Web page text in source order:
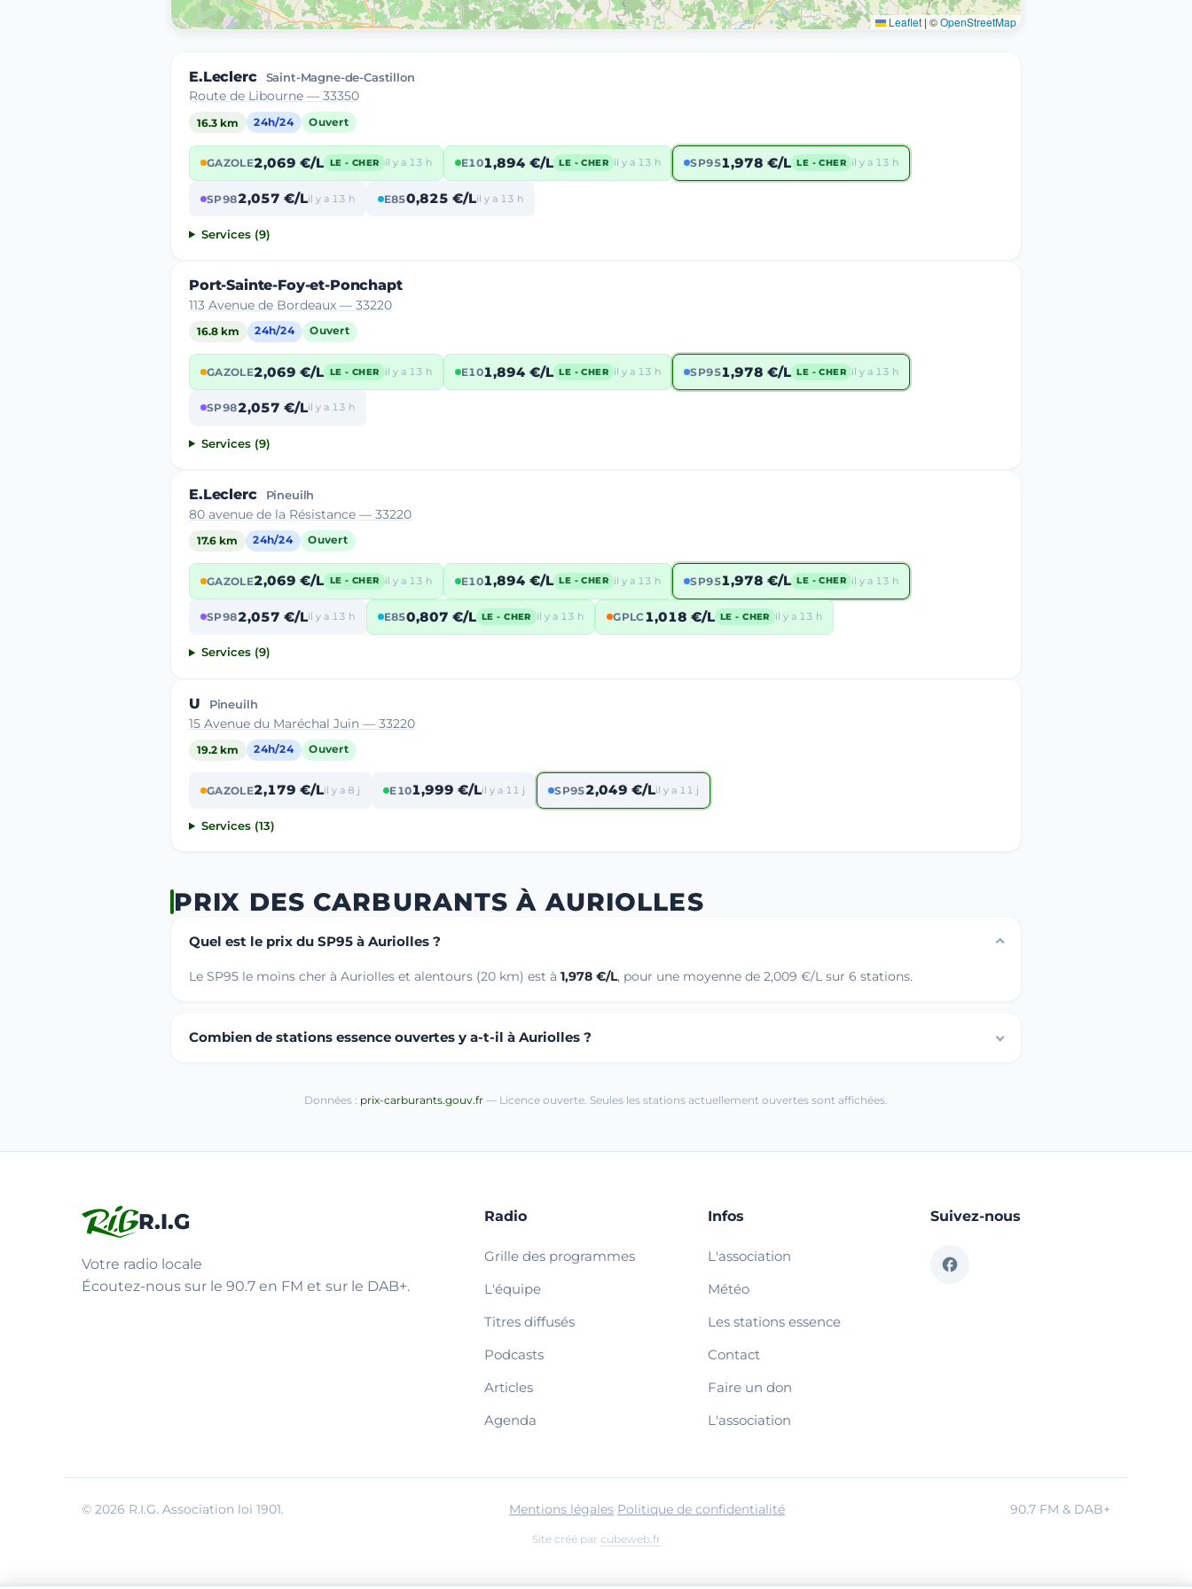
Leaflet | ©OpenStreetMap
E.Leclerc Saint-Magne-de-Castillon
Route de Libourne — 33350
16.3 km 24h/24 Ouvert
GAZOLE2,069 €/L LE - CHER il y a 13 h E101,894 €/L LE - CHER il y a 13 h SP951,978 €/L LE - CHER il y a 13 h
SP982,057 €/Lil y a 13 h E850,825 €/Lil y a 13 h
Services (9)
Port-Sainte-Foy-et-Ponchapt
113 Avenue de Bordeaux — 33220
16.8 km 24h/24 Ouvert
GAZOLE2,069 €/L LE - CHER il y a 13 h E101,894 €/L LE - CHER il y a 13 h SP951,978 €/L LE - CHER il y a 13 h
SP982,057 €/Lil y a 13 h
Services (9)
E.Leclerc Pineuilh
80 avenue de la Résistance — 33220
17.6 km 24h/24 Ouvert
GAZOLE2,069 €/L LE - CHER il y a 13 h E101,894 €/L LE - CHER il y a 13 h SP951,978 €/L LE - CHER il y a 13 h
SP982,057 €/Lil y a 13 h E850,807 €/L LE - CHER il y a 13 h GPLC1,018 €/L LE - CHER il y a 13 h
Services (9)
U Pineuilh
15 Avenue du Maréchal Juin — 33220
19.2 km 24h/24 Ouvert
GAZOLE2,179 €/Lil y a 8 j E101,999 €/Lil y a 11 j SP952,049 €/Lil y a 11 j
Services (13)
PRIX DES CARBURANTS À AURIOLLES
Quel est le prix du SP95 à Auriolles ?
Le SP95 le moins cher à Auriolles et alentours (20 km) est à 1,978 €/L, pour une moyenne de 2,009 €/L sur 6 stations.
Combien de stations essence ouvertes y a-t-il à Auriolles ?
Données : prix-carburants.gouv.fr — Licence ouverte. Seules les stations actuellement ouvertes sont affichées.
R.I.G
Votre radio locale
Écoutez-nous sur le 90.7 en FM et sur le DAB+.
Radio
Grille des programmes
L'équipe
Titres diffusés
Podcasts
Articles
Agenda
Infos
L'association
Météo
Les stations essence
Contact
Faire un don
L'association
Suivez-nous
© 2026 R.I.G. Association loi 1901. Mentions légales·Politique de confidentialité 90.7 FM & DAB+
Site créé par cubeweb.fr